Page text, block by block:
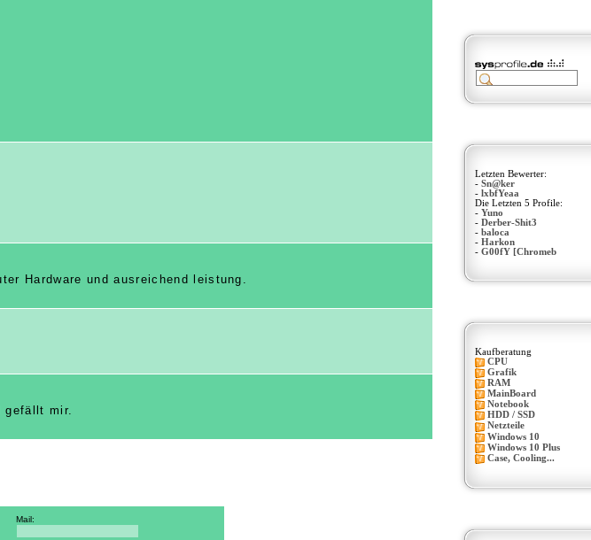
Hardware und ausreichend leistung.
gefällt mir.
Mail:
Letzten Bewerter:
- Sn@ker
- lxbfYeaa
Die Letzten 5 Profile:
- Yuno
- Derber-Shit3
- baloca
- Harkon
- G00fY [Chromeb
Kaufberatung
CPU
Grafik
RAM
MainBoard
Notebook
HDD / SSD
Netzteile
Windows 10
Windows 10 Plus
Case, Cooling...